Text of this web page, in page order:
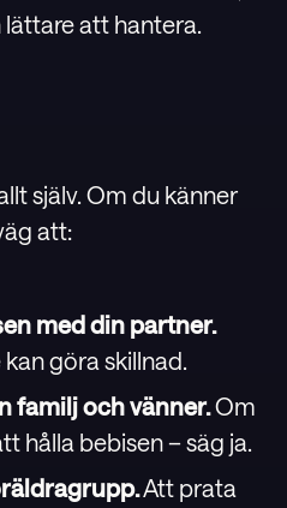
att hantera.
själv. Om du känner
att:
med din partner.
göra skillnad.
familj och vänner.Om
hålla bebisen – säg ja.
Att prata